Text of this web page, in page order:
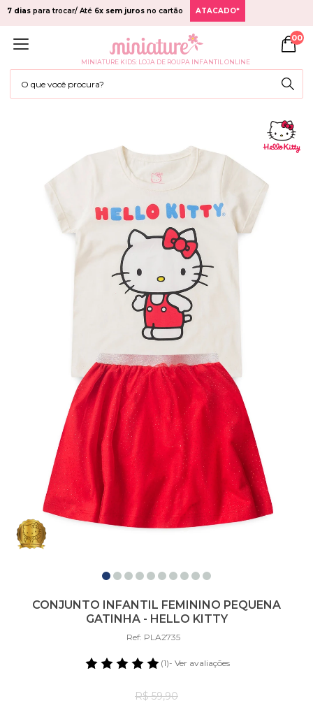
7 dias para trocar/ Até 6x sem juros no cartão ATACADO*
MINIATURE KIDS: LOJA DE ROUPA INFANTIL ONLINE
00
CONJUNTO INFANTIL FEMININO PEQUENA
GATINHA - HELLO KITTY
Ref: PLA2735
(1)- Ver avaliações
R$ 59,90